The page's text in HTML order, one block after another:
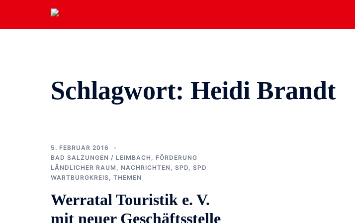
springen
Schlagwort: Heidi Brandt
5. FEBRUAR 2016
BAD SALZUNGEN / LEIMBACH
FÖRDERUNG
LÄNDLICHER RAUM
NACHRICHTEN SPD
SPD
WARTBURGKREIS
THEMEN
Werratal Touristik e. V.
mit neuer Geschäftsstelle